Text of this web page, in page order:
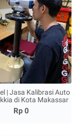
| Jasa Kalibrasi Auto
di Kota Makassar
Rp 0